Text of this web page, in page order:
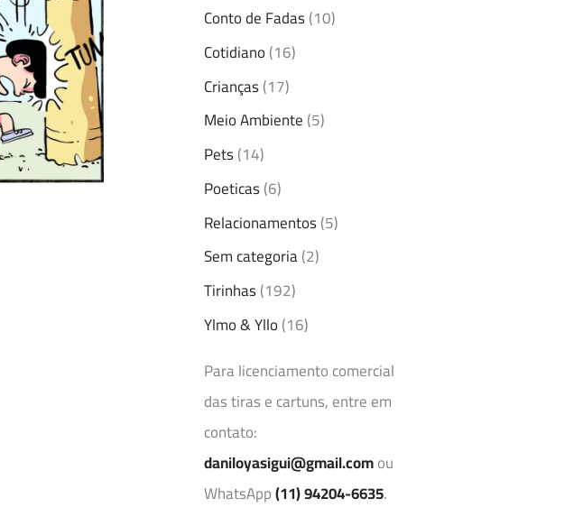
Conto de Fadas(10)
Cotidiano(16)
Crianças(17)
Meio Ambiente(5)
Pets(14)
Poeticas(6)
Relacionamentos(5)
Sem categoria(2)
Tirinhas(192)
Ylmo & Yllo(16)
Para licenciamento comercial
das tiras e cartuns, entre em
contato:
daniloyasigui@gmail.comou
WhatsApp(11) 94204-6635.